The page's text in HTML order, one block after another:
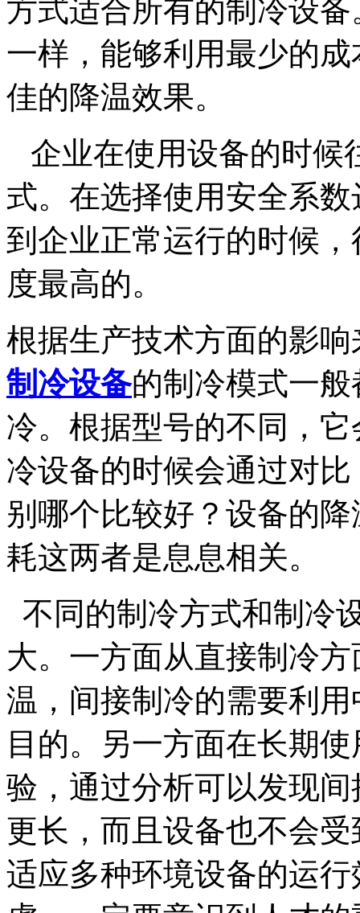
方式适合所有的制冷设
一样，能够利用最少的
佳的降温效果。
企业在使用设备的时候
式。在选择使用安全系
到企业正常运行的时候
度最高的。
根据生产技术方面的影
制冷设备的制冷模式一
冷。根据型号的不同，
冷设备的时候会通过对
别哪个比较好？设备的
耗这两者是息息相关。
不同的制冷方式和制冷
大。一方面从直接制冷
温，间接制冷的需要利
目的。另一方面在长期
验，通过分析可以发现
更长，而且设备也不会
适应多种环境设备的运